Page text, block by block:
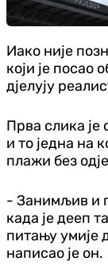
Иако није
који је посао
дјелују
Прва слика
и то једна на
плажи без
- Занимљив и
када је дееп
питању умије
написао је он.